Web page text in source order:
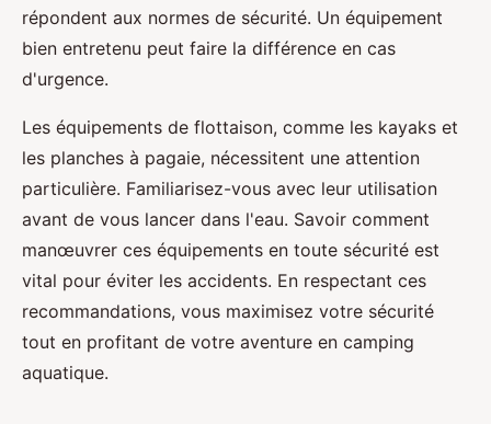
répondent aux normes de sécurité. Un équipement
bien entretenu peut faire la différence en cas
d'urgence.
Les équipements de flottaison, comme les kayaks et
les planches à pagaie, nécessitent une attention
particulière. Familiarisez-vous avec leur utilisation
avant de vous lancer dans l'eau. Savoir comment
manœuvrer ces équipements en toute sécurité est
vital pour éviter les accidents. En respectant ces
recommandations, vous maximisez votre sécurité
tout en profitant de votre aventure en camping
aquatique.